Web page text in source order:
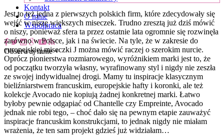
Kontakt
O mnie
Współpraca
Obserwuj mnie +
Jest to też jedna z pierwszych polskich firm, które zdecydowały się
wejść w niszę większych miseczek. Trudno zresztą już dziś mówić
o niszy, ponieważ sfera ta przez ostatnie lata ogromnie się rozwinęła
zarówno w Polsce, jak i na świecie. Na tyle, że w zakresie do
europejskiej miseczki J można mówić raczej o szerokim nurcie.
Oprócz pionierstwa rozmiarowego, wyróżnikiem marki jest to, że
od początku tworzyła własny, wyrafinowany styl i nigdy nie zeszła
ze swojej indywidualnej drogi. Mamy tu inspiracje klasycznym
bieliźniarstwem francuskim, europejskie hafty i koronki, ale też
kolekcje Avocado nie kopiują żadnej konkretnej marki. Łatwo
byłoby pewnie odgapiać od Chantelle czy Empreinte, Avocado
jednak nie robi tego, – choć dało się na pewnym etapie zauważyć
inspiracje francuskim konstrukcjami, to jednak nigdy nie miałam
wrażenia, że ten sam projekt gdzieś już widziałam…